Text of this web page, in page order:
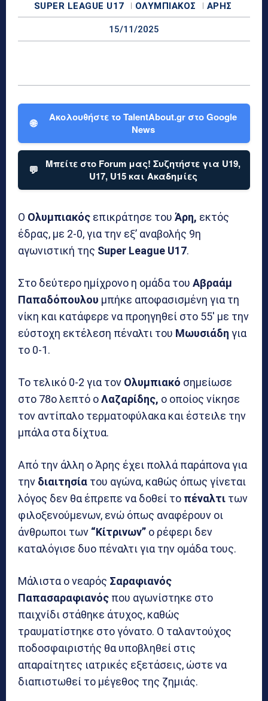
SUPER LEAGUE U17 ΟΛΥΜΠΙΑΚΌΣ ΆΡΗΣ
15/11/2025
🌐
Ακολουθήστε το TalentAbout.gr στο Google
News
💬
Μπείτε στο Forum μας! Συζητήστε για U19,
U17, U15 και Ακαδημίες
Ο Ολυμπιακός επικράτησε του Άρη, εκτός
έδρας, με 2-0, για την εξ’ αναβολής 9η
αγωνιστική της Super League U17.
Στο δεύτερο ημίχρονο η ομάδα του Αβραάμ
Παπαδόπουλου μπήκε αποφασισμένη για τη
νίκη και κατάφερε να προηγηθεί στο 55′ με την
εύστοχη εκτέλεση πέναλτι του Μωυσιάδη για
το 0-1.
Το τελικό 0-2 για τον Ολυμπιακό σημείωσε
στο 78ο λεπτό οΛαζαρίδης, ο οποίος νίκησε
τον αντίπαλο τερματοφύλακα και έστειλε την
μπάλα στα δίχτυα.
Από την άλλη ο Άρης έχει πολλά παράπονα για
την διαιτησία του αγώνα, καθώς όπως γίνεται
λόγος δεν θα έπρεπε να δοθεί το πέναλτι των
φιλοξενούμενων, ενώ όπως αναφέρουν οι
άνθρωποι των “Κίτρινων” ο ρέφερι δεν
καταλόγισε δυο πέναλτι για την ομάδα τους.
Μάλιστα ο νεαρός Σαραφιανός
Παπασαραφιανός που αγωνίστηκε στο
παιχνίδι στάθηκε άτυχος, καθώς
τραυματίστηκε στο γόνατο. Ο ταλαντούχος
ποδοσφαιριστής θα υποβληθεί στις
απαραίτητες ιατρικές εξετάσεις, ώστε να
διαπιστωθεί το μέγεθος της ζημιάς.